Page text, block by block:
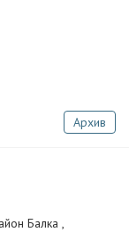
Архив
Балка ,